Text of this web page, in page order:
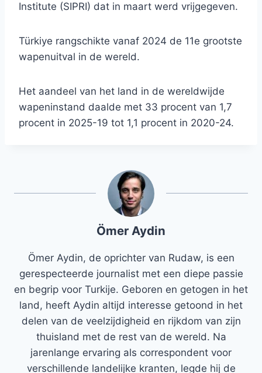
Institute (SIPRI) dat in maart werd vrijgegeven.
Türkiye rangschikte vanaf 2024 de 11e grootste
wapenuitval in de wereld.
Het aandeel van het land in de wereldwijde
wapeninstand daalde met 33 procent van 1,7
procent in 2025-19 tot 1,1 procent in 2020-24.
Ömer Aydin
Ömer Aydin, de oprichter van Rudaw, is een
gerespecteerde journalist met een diepe passie
en begrip voor Turkije. Geboren en getogen in het
land, heeft Aydin altijd interesse getoond in het
delen van de veelzijdigheid en rijkdom van zijn
thuisland met de rest van de wereld. Na
jarenlange ervaring als correspondent voor
verschillende landelijke kranten, legde hij de